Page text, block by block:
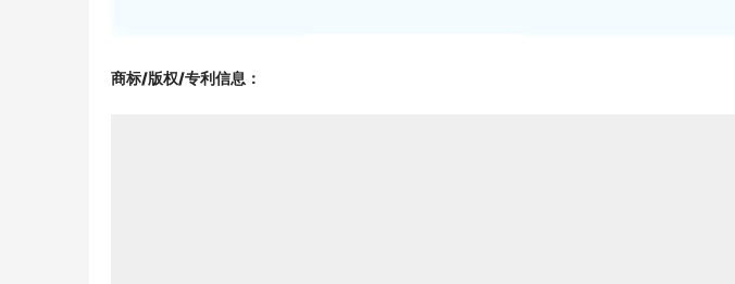
商标/版权/专利信息 ：